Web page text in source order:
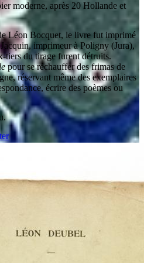
moderne, après 20 Hollande et
Léon Bocquet, le livre fut imprimé
imprimeur à Poligny (Jura),
tiers du tirage furent détruits.
pour se réchauffer des frimas de
réservant même des exemplaires
écrire des poèmes ou